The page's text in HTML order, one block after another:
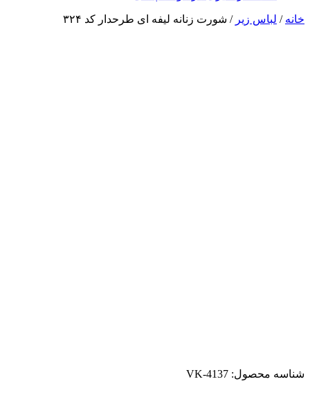
خانه / لباس زیر / شورت زنانه لیفه ای طرحدار کد ۳۲۴
شناسه محصول: VK-4137